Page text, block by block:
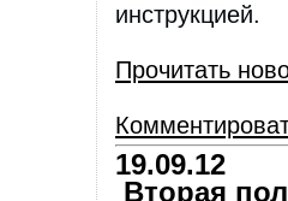
инструкцией.
Прочитать
19.09.12
Вторая